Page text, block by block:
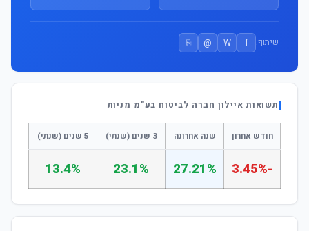
שיתוף: f
W
@
⎘
תשואות איילון חברה לביטוח בע"מ מניות
חודש אחרון שנה אחרונה 3 שנים (שנתי) 5 שנים (שנתי)
-3.45%
27.21%
23.1%
13.4%